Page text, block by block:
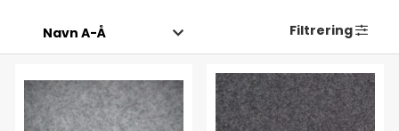
Filtrering